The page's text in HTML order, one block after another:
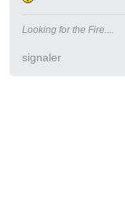
Looking for the Fire....
signaler